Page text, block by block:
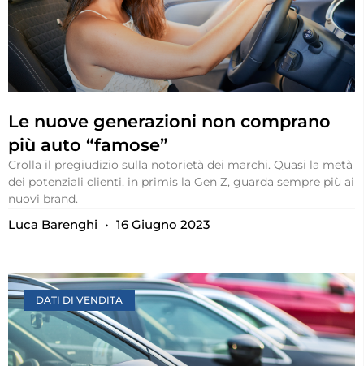
Le nuove generazioni non comprano
più auto “famose”
Crolla il pregiudizio sulla notorietà dei marchi. Quasi la metà
dei potenziali clienti, in primis la Gen Z, guarda sempre più ai
nuovi brand.
Luca Barenghi 16 Giugno 2023
DATI DI VENDITA